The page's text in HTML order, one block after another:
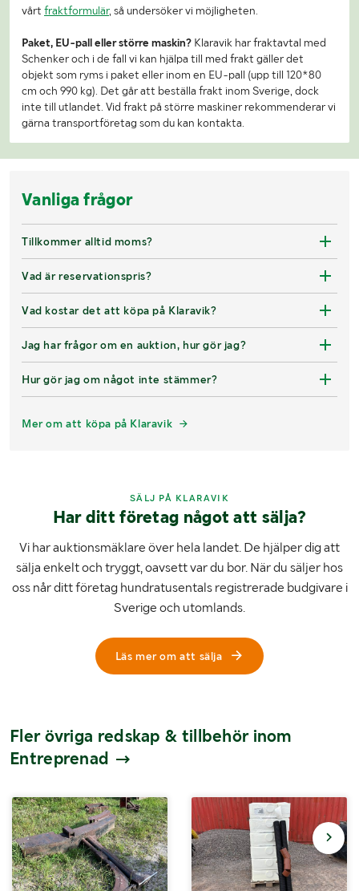
vårt fraktformulär, så undersöker vi möjligheten.
Paket, EU-pall eller större maskin? Klaravik har fraktavtal med
Schenker och i de fall vi kan hjälpa till med frakt gäller det
objekt som ryms i paket eller inom en EU-pall (upp till 120*80
cm och 990 kg). Det går att beställa frakt inom Sverige, dock
inte till utlandet. Vid frakt på större maskiner rekommenderar vi
gärna transportföretag som du kan kontakta.
Vanliga frågor
Tillkommer alltid moms?
Vad är reservationspris?
Vad kostar det att köpa på Klaravik?
Jag har frågor om en auktion, hur gör jag?
Hur gör jag om något inte stämmer?
Mer om att köpa på Klaravik
SÄLJ PÅ KLARAVIK
Har ditt företag något att sälja?
Vi har auktionsmäklare över hela landet. De hjälper dig att
sälja enkelt och tryggt, oavsett var du bor. När du säljer hos
oss når ditt företag hundratusentals registrerade budgivare i
Sverige och utomlands.
Läs mer om att sälja
Fler övriga redskap & tillbehör inom
Entreprenad